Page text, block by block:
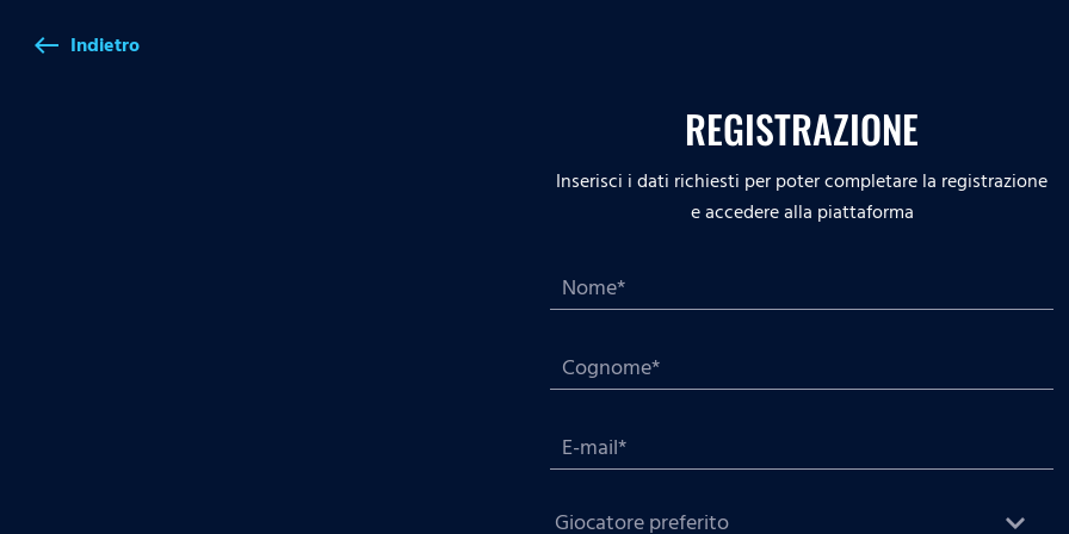
west Indietro
REGISTRAZIONE
Inserisci i dati richiesti per poter completare la registrazione
e accedere alla piattaforma